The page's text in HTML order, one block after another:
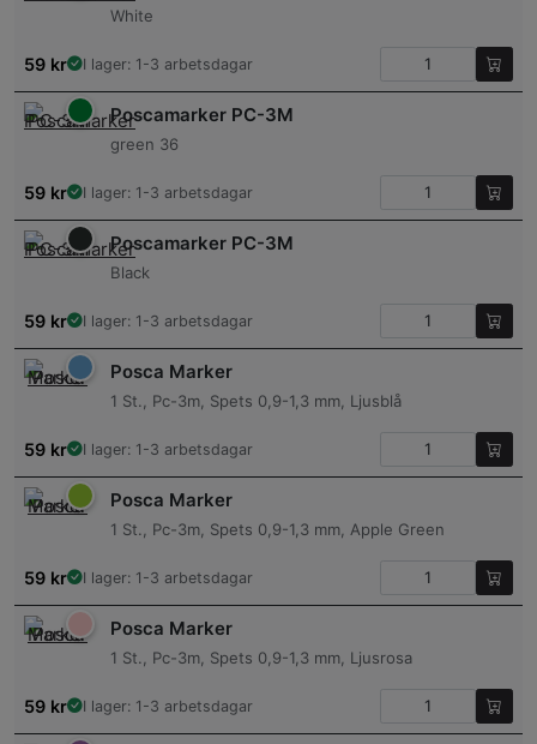
White
59 kr I lager: 1-3 arbetsdagar
Poscamarker PC-3M
green 36
59 kr I lager: 1-3 arbetsdagar
Poscamarker PC-3M
Black
59 kr I lager: 1-3 arbetsdagar
Posca Marker
1 St., Pc-3m, Spets 0,9-1,3 mm, Ljusblå
59 kr I lager: 1-3 arbetsdagar
Posca Marker
1 St., Pc-3m, Spets 0,9-1,3 mm, Apple Green
59 kr I lager: 1-3 arbetsdagar
Posca Marker
1 St., Pc-3m, Spets 0,9-1,3 mm, Ljusrosa
59 kr I lager: 1-3 arbetsdagar